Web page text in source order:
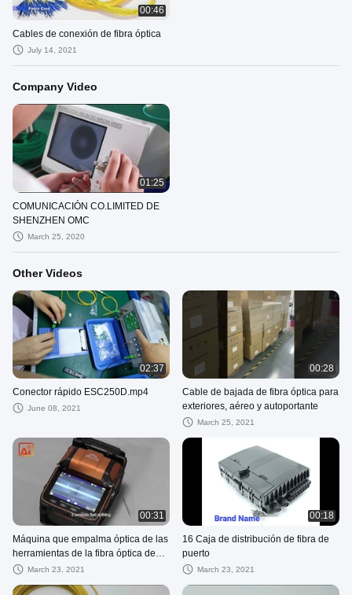
00:46
Cables de conexión de fibra óptica
July 14, 2021
Company Video
01:25
COMUNICACIÓN CO.LIMITED DE
SHENZHEN OMC
March 25, 2020
Other Videos
02:37
Conector rápido ESC250D.mp4
June 08, 2021
00:28
Cable de bajada de fibra óptica para
exteriores, aéreo y autoportante
March 25, 2021
00:31
Máquina que empalma óptica de las
herramientas de la fibra óptica de
los motores de Signalfire AI 9 seis
March 23, 2021
00:18
16 Caja de distribución de fibra de
puerto
March 23, 2021